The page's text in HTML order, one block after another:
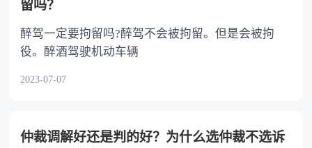
留吗？
醉驾一定要拘留吗?醉驾不会被拘留。但是会被拘
役。醉酒驾驶机动车辆
2023-07-07
仲裁调解好还是判的好？为什么选仲裁不选诉